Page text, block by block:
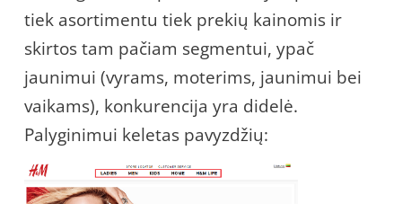
tiek asortimentu tiek prekių kainomis ir
skirtos tam pačiam segmentui, ypač
jaunimui (vyrams, moterims, jaunimui bei
vaikams), konkurencija yra didelė.
Palyginimui keletas pavyzdžių: